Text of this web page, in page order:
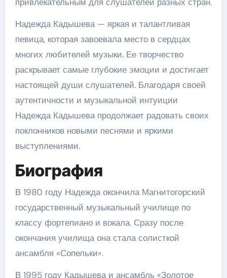
Надежда Кадышева — яркая и талантливая
певица, которая завоевала место в сердцах
многих любителей музыки. Ее творчество
раскрывает самые глубокие эмоции и достигает
настоящей души слушателей. Благодаря своей
аутентичности и музыкальной интуиции
Надежда Кадышева продолжает радовать своих
поклонников новыми песнями и яркими
выступлениями.
Биография
В 1980 году Надежда окончила Магнитогорский
государственный музыкальный училище по
классу фортепиано и вокала. Сразу после
окончания училища она стала солисткой
ансамбля «Сопельки».
В 1995 году Кадышева и ансамбль «Золотое